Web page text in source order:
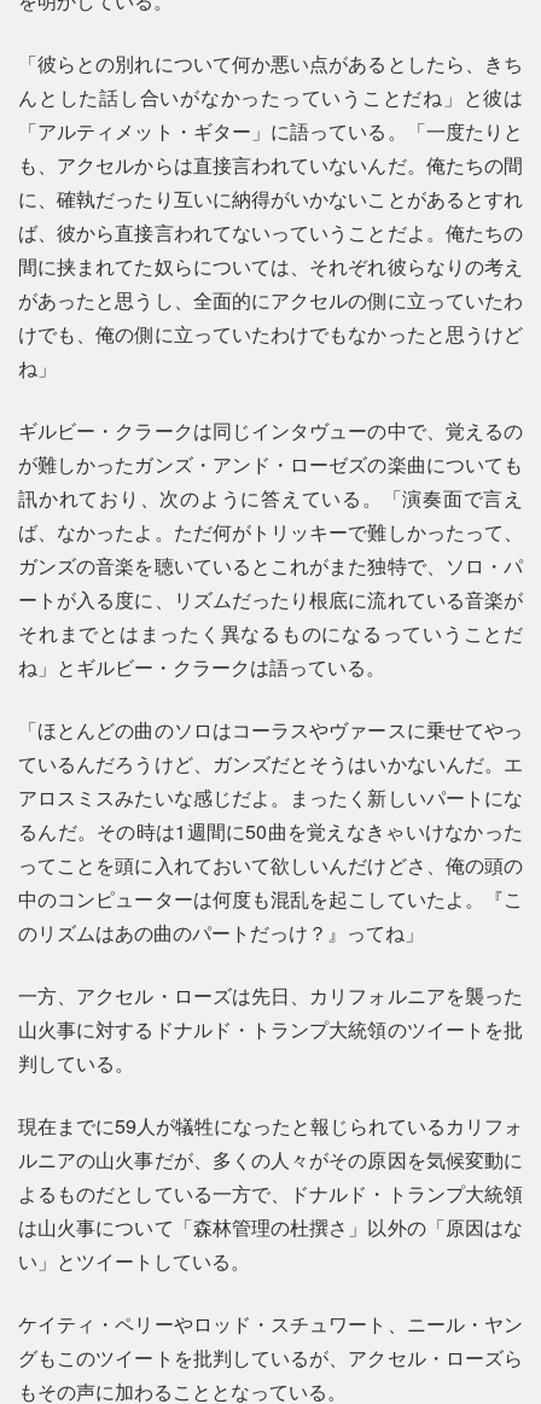
「彼らとの別れについて何か悪い点があるとしたら、きち
んとした話し合いがなかったっていうことだね」と彼は
「アルティメット・ギター」に語っている。「一度たりと
も、アクセルからは直接言われていないんだ。俺たちの間
に、確執だったり互いに納得がいかないことがあるとすれ
ば、彼から直接言われてないっていうことだよ。俺たちの
間に挟まれてた奴らについては、それぞれ彼らなりの考え
があったと思うし、全面的にアクセルの側に立っていたわ
けでも、俺の側に立っていたわけでもなかったと思うけど
ね」
ギルビー・クラークは同じインタヴューの中で、覚えるの
が難しかったガンズ・アンド・ローゼズの楽曲についても
訊かれており、次のように答えている。「演奏面で言え
ば、なかったよ。ただ何がトリッキーで難しかったって、
ガンズの音楽を聴いているとこれがまた独特で、ソロ・パ
ートが入る度に、リズムだったり根底に流れている音楽が
それまでとはまったく異なるものになるっていうことだ
ね」とギルビー・クラークは語っている。
「ほとんどの曲のソロはコーラスやヴァースに乗せてやっ
ているんだろうけど、ガンズだとそうはいかないんだ。エ
アロスミスみたいな感じだよ。まったく新しいパートにな
るんだ。その時は1週間に50曲を覚えなきゃいけなかった
ってことを頭に入れておいて欲しいんだけどさ、俺の頭の
中のコンピューターは何度も混乱を起こしていたよ。『こ
のリズムはあの曲のパートだっけ？』ってね」
一方、アクセル・ローズは先日、カリフォルニアを襲った
山火事に対するドナルド・トランプ大統領のツイートを批
判している。
現在までに59人が犠牲になったと報じられているカリフォ
ルニアの山火事だが、多くの人々がその原因を気候変動に
よるものだとしている一方で、ドナルド・トランプ大統領
は山火事について「森林管理の杜撰さ」以外の「原因はな
い」とツイートしている。
ケイティ・ペリーやロッド・スチュワート、ニール・ヤン
グもこのツイートを批判しているが、アクセル・ローズら
もその声に加わることとなっている。